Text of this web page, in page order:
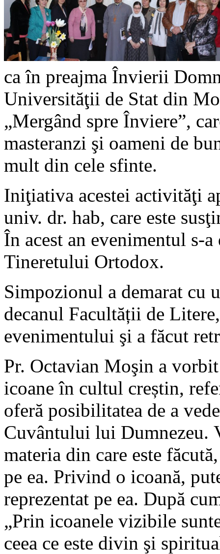
ca în preajma Învierii
Universităţii de Stat din
„Mergând spre Înviere”,
masteranzi şi oameni de
mult din cele sfinte.
Iniţiativa acestei activităţi
univ. dr. hab, care este
În acest an evenimentul s-
Tineretului Ortodox.
Simpozionul a demarat cu
decanul Facultății de
evenimentului şi a făcut
Pr. Octavian Moşin a
icoane în cultul creștin,
oferă posibilitatea de a
Cuvântului lui Dumnezeu.
materia din care este
pe ea. Privind o icoană,
reprezentat pe ea. După
„Prin icoanele vizibile
ceea ce este divin şi